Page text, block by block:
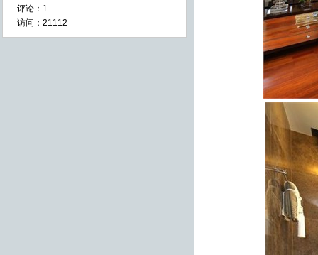
评论： 1
访问： 21112